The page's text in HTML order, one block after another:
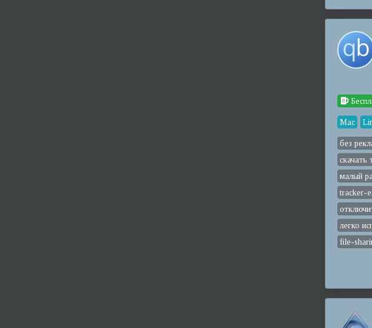
Mac
без
скачать
малый
tracker-
легко
file-